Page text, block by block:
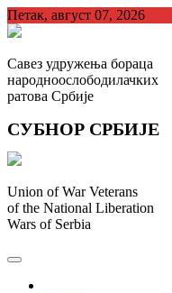
Skip
to
Петак, август 07, 2026
Савез удружења бораца
народноослободилачких
ратова Србије
СУБНОР СРБИЈЕ
Union of War Veterans
of the National Liberation
Wars of Serbia